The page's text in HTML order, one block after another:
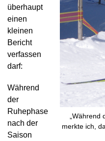
merkte ich,
überhaupt
einen
kleinen
Bericht
verfassen
darf:
Während
der
Ruhephase
nach der
Saison